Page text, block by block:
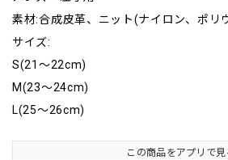
素材:合成皮革、ニット(ナイロン、ポリ
サイズ:
S(21～22cm)
M(23～24cm)
L(25～26cm)
この商品をアプリで見